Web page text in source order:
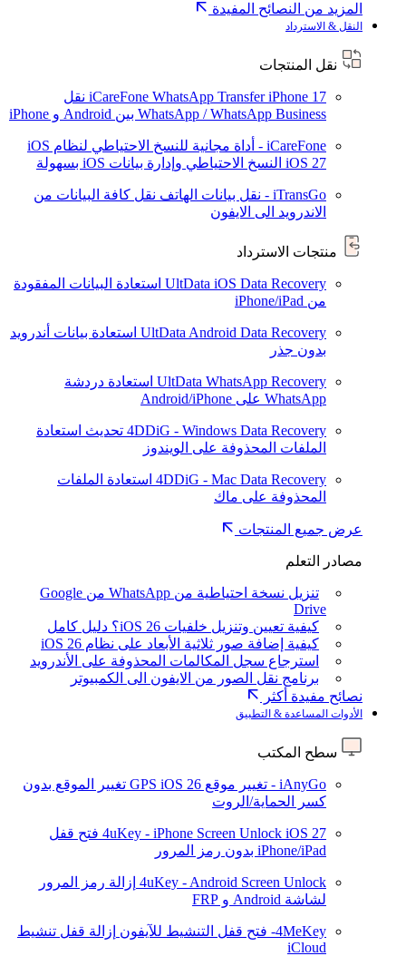
المزيد من النصائح المفيدة
النقل & الاسترداد
نقل المنتجات
iCareFone WhatsApp TransferiPhone 17
نقل
WhatsApp / WhatsApp Business بين Android و iPhone
iCareFone - أداة مجانية للنسخ الاحتياطي لنظام iOS
iOS 27 النسخ الاحتياطي وإدارة بيانات iOS بسهولة
iTransGo - نقل بيانات الهاتف
نقل كافة البيانات من
الاندرويد الى الايفون
منتجات الاسترداد
UltData iOS Data Recovery استعادة البيانات المفقودة
من iPhone/iPad
UltData Android Data Recovery استعادة بيانات أندرويد
بدون جذر
UltData WhatsApp Recovery استعادة دردشة
WhatsApp على Android/iPhone
4DDiG - Windows Data Recovery تحديث استعادة
الملفات المحذوفة على الويندوز
4DDiG - Mac Data Recovery استعادة الملفات
المحذوفة على ماك
عرض جميع المنتجات
مصادر التعلم
تنزيل نسخة احتياطية من WhatsApp من Google
Drive
كيفية تعيين وتنزيل خلفيات iOS 26؟ دليل كامل
كيفية إضافة صور ثلاثية الأبعاد على نظام iOS 26
استرجاع سجل المكالمات المحذوفة على الأندرويد
برنامج نقل الصور من الايفون الى الكمبيوتر
نصائح مفيدة أكثر
الأدوات المساعدة & التطبيق
سطح المكتب
iAnyGo - تغيير موقع GPS iOS 26
تغيير الموقع بدون
كسر الحماية/الروت
4uKey - iPhone Screen Unlock iOS 27
فتح قفل
iPhone/iPad بدون رمز المرور
4uKey - Android Screen Unlock إزالة رمز المرور
لشاشة Android و FRP
4MeKey- فتح قفل التنشيط للآيفون
إزالة قفل تنشيط
iCloud